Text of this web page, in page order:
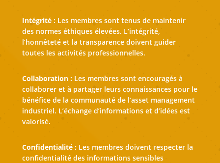
Intégrité :Les membres sont tenus de maintenir
des normes éthiques élevées. L’intégrité,
l’honnêteté et la transparence doivent guider
toutes les activités professionnelles.
Collaboration :Les membres sont encouragés à
collaborer et à partager leurs connaissances pour le
bénéfice de la communauté de l’asset management
industriel. L’échange d’informations et d’idées est
valorisé.
Confidentialité :Les membres doivent respecter la
confidentialité des informations sensibles